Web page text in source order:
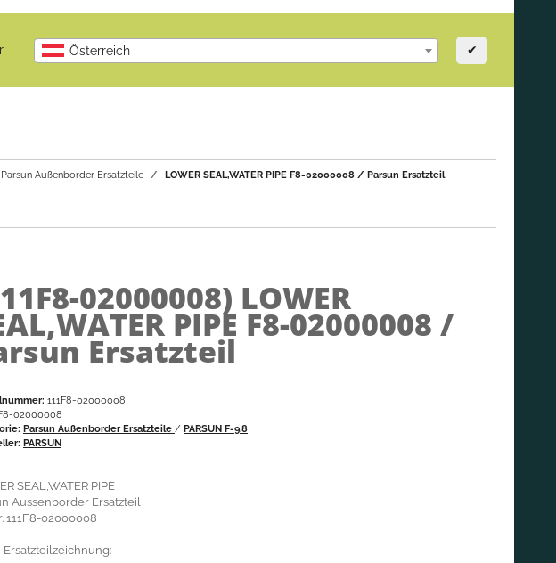
Österreich ✔
Parsun Außenborder Ersatzteile LOWER SEAL,WATER PIPE F8-02000008 / Parsun Ersatzteil
02000008) LOWER
PIPE F8-02000008 /
Ersatzteil
111F8-02000008
02000008
Parsun Außenborder Ersatzteile / PARSUN F-9.8
PARSUN
SEAL,WATER PIPE
Aussenborder Ersatzteil
111F8-02000008
Ersatzteilzeichnung: